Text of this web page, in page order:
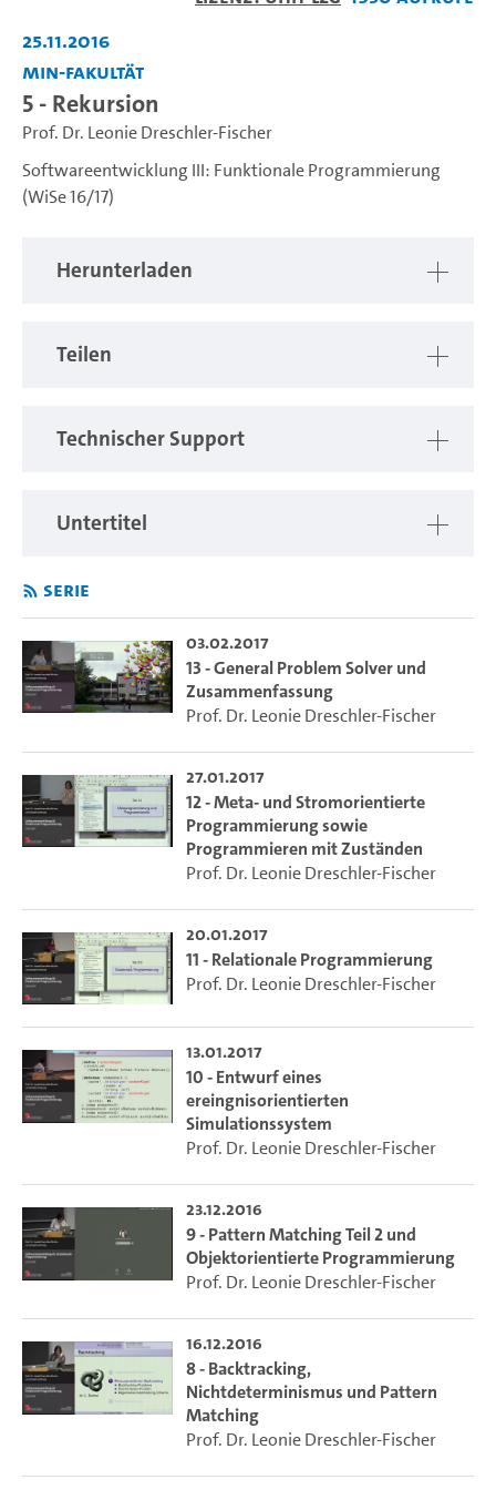
25.11.2016
MIN-Fakultät
5 - Rekursion
Prof. Dr. Leonie Dreschler-Fischer
Softwareentwicklung III: Funktionale Programmierung
(WiSe 16/17)
Herunterladen
Teilen
Technischer Support
Untertitel
Serie
03.02.2017
13 - General Problem Solver und
Zusammenfassung
Prof. Dr. Leonie Dreschler-Fischer
27.01.2017
12 - Meta- und Stromorientierte
Programmierung sowie
Programmieren mit Zuständen
Prof. Dr. Leonie Dreschler-Fischer
20.01.2017
11 - Relationale Programmierung
Prof. Dr. Leonie Dreschler-Fischer
13.01.2017
10 - Entwurf eines
ereingnisorientierten
Simulationssystem
Prof. Dr. Leonie Dreschler-Fischer
23.12.2016
9 - Pattern Matching Teil 2 und
Objektorientierte Programmierung
Prof. Dr. Leonie Dreschler-Fischer
16.12.2016
8 - Backtracking,
Nichtdeterminismus und Pattern
Matching
Prof. Dr. Leonie Dreschler-Fischer